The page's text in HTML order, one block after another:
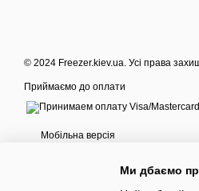
© 2024 Freezer.kiev.ua. Усі права
Приймаємо до оплати
Мобільна версія
Ми дбаємо